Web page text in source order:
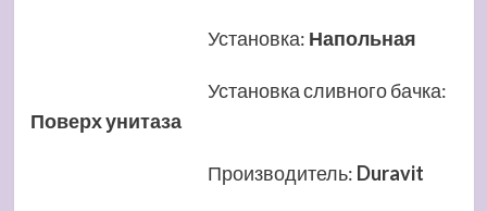
Установка: Напольная
Установка сливного бачка:
Поверх унитаза
Производитель: Duravit